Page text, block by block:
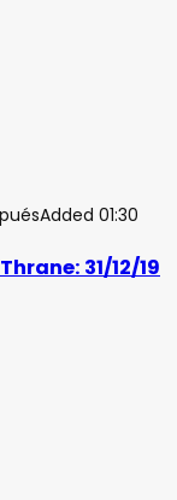
Added 01:30
31/12/19